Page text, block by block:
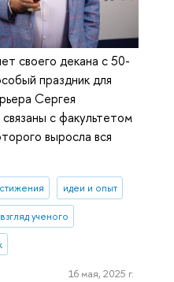
своего декана с 50-
праздник для
Сергея
с факультетом
выросла вся
идеи и опыт
взгляд ученого
16 мая, 2025 г.